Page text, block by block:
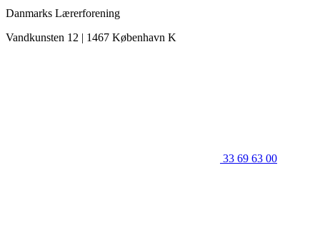
Danmarks Lærerforening
Vandkunsten 12 | 1467 København K
33 69 63 00